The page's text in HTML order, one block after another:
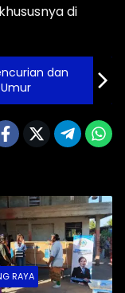
di
dan
RAYA